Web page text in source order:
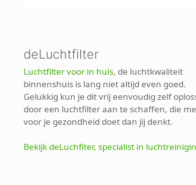
deLuchtfilter
Luchtfilter voor in huis, de luchtkwaliteit
binnenshuis is lang niet altijd even goed.
Gelukkig kun je dit vrij eenvoudig zelf
door een luchtfilter aan te schaffen, die
voor je gezondheid doet dan jij denkt.
Bekijk deLuchfiter, specialist in